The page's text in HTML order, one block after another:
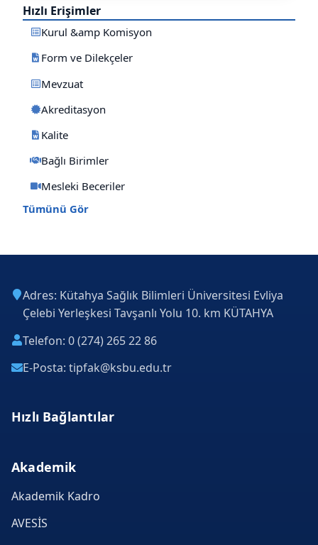
Hızlı Erişimler
Kurul &amp Komisyon
Form ve Dilekçeler
Mevzuat
Akreditasyon
Kalite
Bağlı Birimler
Mesleki Beceriler
Tümünü Gör
Adres: Kütahya Sağlık Bilimleri Üniversitesi Evliya
Çelebi Yerleşkesi Tavşanlı Yolu 10. km KÜTAHYA
Telefon: 0 (274) 265 22 86
E-Posta: tipfak@ksbu.edu.tr
Hızlı Bağlantılar
Akademik
Akademik Kadro
AVESİS